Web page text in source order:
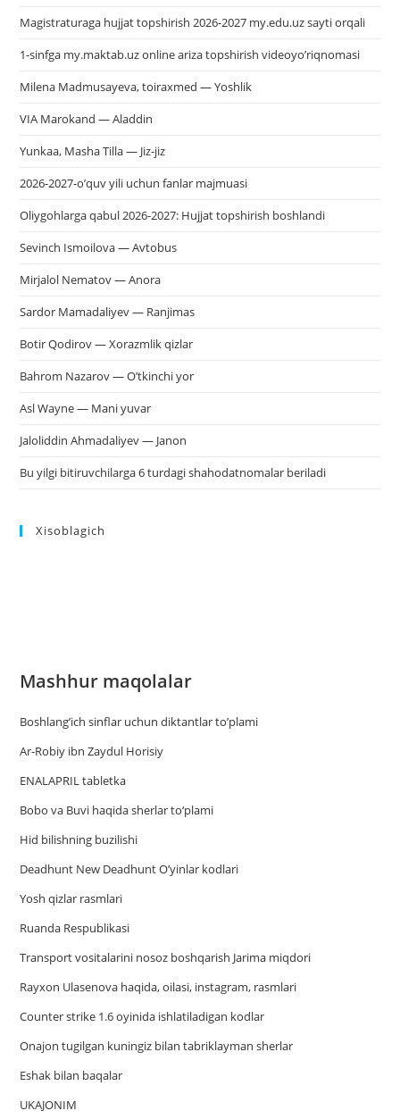
Magistraturaga hujjat topshirish 2026-2027 my.edu.uz sayti orqali
1-sinfga my.maktab.uz online ariza topshirish videoyo’riqnomasi
Milena Madmusayeva, toiraxmed — Yoshlik
VIA Marokand — Aladdin
Yunkaa, Masha Tilla — Jiz-jiz
2026-2027-o’quv yili uchun fanlar majmuasi
Oliygohlarga qabul 2026-2027: Hujjat topshirish boshlandi
Sevinch Ismoilova — Avtobus
Mirjalol Nematov — Anora
Sardor Mamadaliyev — Ranjimas
Botir Qodirov — Xorazmlik qizlar
Bahrom Nazarov — O’tkinchi yor
Asl Wayne — Mani yuvar
Jaloliddin Ahmadaliyev — Janon
Bu yilgi bitiruvchilarga 6 turdagi shahodatnomalar beriladi
Xisoblagich
Mashhur maqolalar
Boshlang’ich sinflar uchun diktantlar to’plami
Ar-Robiy ibn Zaydul Horisiy
ENALAPRIL tabletka
Bobo va Buvi haqida sherlar to‘plami
Hid bilishning buzilishi
Deadhunt New Deadhunt O’yinlar kodlari
Yosh qizlar rasmlari
Ruanda Respublikasi
Trаnsport vositаlаrini nosoz boshqаrish Jаrimа miqdori
Rayxon Ulasenova haqida, oilasi, instagram, rasmlari
Counter strike 1.6 oyinida ishlatiladigan kodlar
Onajon tugilgan kuningiz bilan tabriklayman sherlar
Eshak bilan baqalar
UKAJONIM